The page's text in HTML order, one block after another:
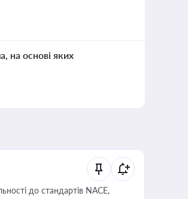
на основі яких
до стандартів NACE,